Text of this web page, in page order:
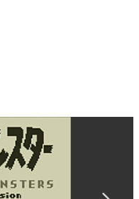
いく、硬派で骨太な評論連載
ス」… ゲームにまつわる言葉
ピューター文化史研究家・タ